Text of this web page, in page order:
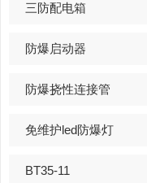
三防配电箱
防爆启动器
防爆挠性连接管
免维护led防爆灯
BT35-11